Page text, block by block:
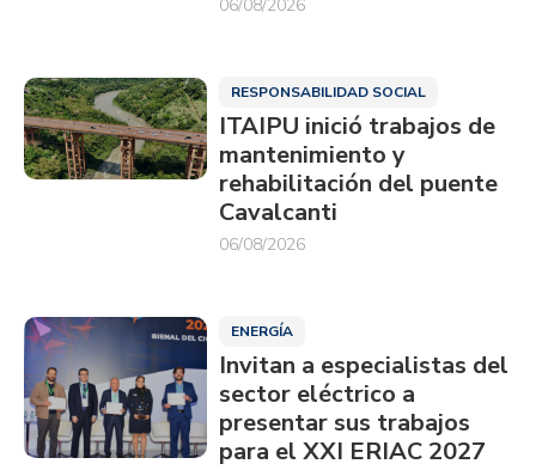
06/08/2026
RESPONSABILIDAD SOCIAL
ITAIPU inició trabajos de
mantenimiento y
rehabilitación del puente
Cavalcanti
06/08/2026
ENERGÍA
Invitan a especialistas del
sector eléctrico a
presentar sus trabajos
para el XXI ERIAC 2027